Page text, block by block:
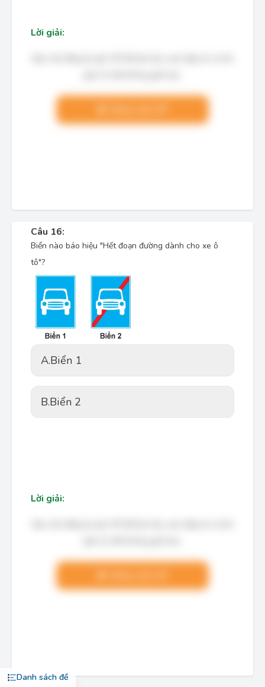
Danh sách đề
Lời giải:
Câu 16:
Biển nào báo hiệu "Hết đoạn đường dành cho xe ô
tô"?
A.Biển 1
B.Biển 2
Lời giải: